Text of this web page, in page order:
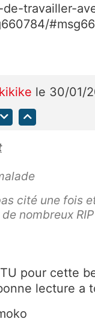
travailler-
kikike le 30/01/
cité une fois
nombreux
pour cette
lecture a